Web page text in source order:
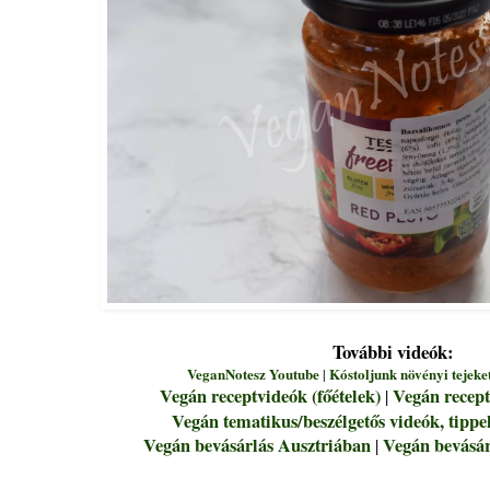
További videók:
VeganNotesz Youtube| Kóstoljunk növényi
Vegán receptvideók (főételek) |Vegán
Vegán tematikus/beszélgetős videók,
Vegán bevásárlás Ausztriában |Vegán